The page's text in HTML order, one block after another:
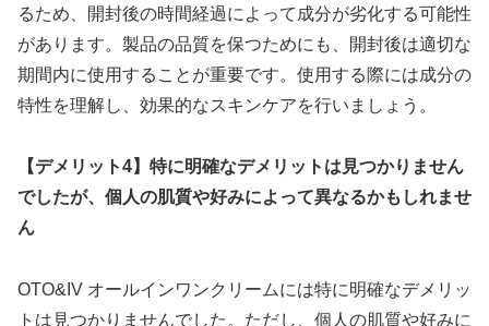
るため、開封後の時間経過によって成分が劣化する可能性
があります。製品の品質を保つためにも、開封後は適切な
期間内に使用することが重要です。使用する際には成分の
特性を理解し、効果的なスキンケアを行いましょう。
【デメリット4】特に明確なデメリットは見つかりません
でしたが、個人の肌質や好みによって異なるかもしれませ
ん
OTO&IV オールインワンクリームには特に明確なデメリッ
トは見つかりませんでした。ただし、個人の肌質や好みに